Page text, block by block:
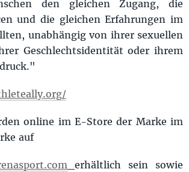
den gleichen Zugang, die
und die gleichen Erfahrungen im
unabhängig von ihrer sexuellen
Geschlechtsidentität oder ihrem
online im E-Store der Marke im
auf
erhältlich sein sowie